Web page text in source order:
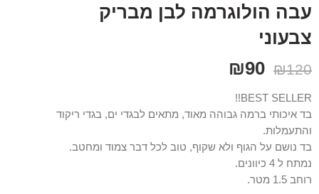
עבה הולוגרמה לבן מבריק
צבעוני
₪120
₪90
BEST SELLER!!
בד איכותי ברמה גבוהה מאוד, מתאים לבגדי ים, בגדי ריקוד
והתעמלות.
בד נושם על הגוף ולא שקוף, טוב לכל דבר צמוד ומחטב.
נמתח ל 4 כיוונים.
רוחב 1.5 מטר.